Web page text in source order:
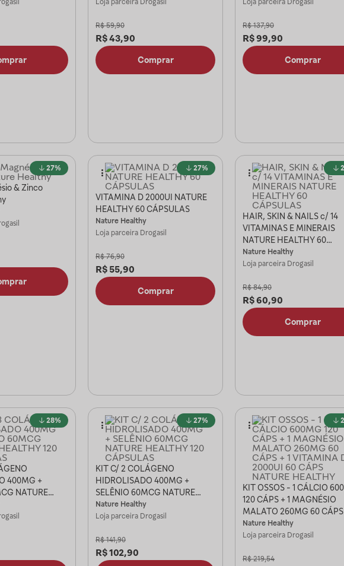
Loja parceira Drogasil
R$ 59,90
R$43,90
Comprar
Loja parceira Drogasil
R$ 137,90
R$99,90
Comprar
27%
& Zinco
27%
VITAMINA D 2000UI NATURE
HEALTHY 60 CÁPSULAS
Nature Healthy
Loja parceira Drogasil
R$ 76,90
R$ 55,90
Comprar
HAIR, SKIN & NAILS c/ 14
VITAMINAS E MINERAIS
NATURE HEALTHY 60
CÁPSULAS
Nature Healthy
Loja parceira Drogasil
R$ 84,90
R$60,90
Comprar
28%
400MG +
NATURE
27%
KIT C/ 2 COLÁGENO
HIDROLISADO 400MG +
SELÊNIO 60MCG NATURE
HEALTHY 120 CÁPSULAS
Nature Healthy
Loja parceira Drogasil
R$ 141,90
R$102,90
KIT OSSOS - 1 CÁLCIO
120 CÁPS + 1 MAGNÉSIO
MALATO 260MG 60 CÁPS
VITAMINA D3 2000UI 60
NATURE HEALTHY
Nature Healthy
Loja parceira Drogasil
R$ 219,54